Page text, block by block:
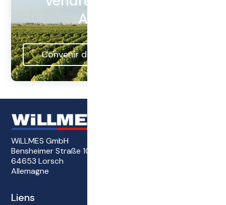
Allemagne
Convenir d'un entretien de conseil
WiLLMES GmbH
Bensheimer Straße 101
64653 Lorsch
Allemagne
Liens